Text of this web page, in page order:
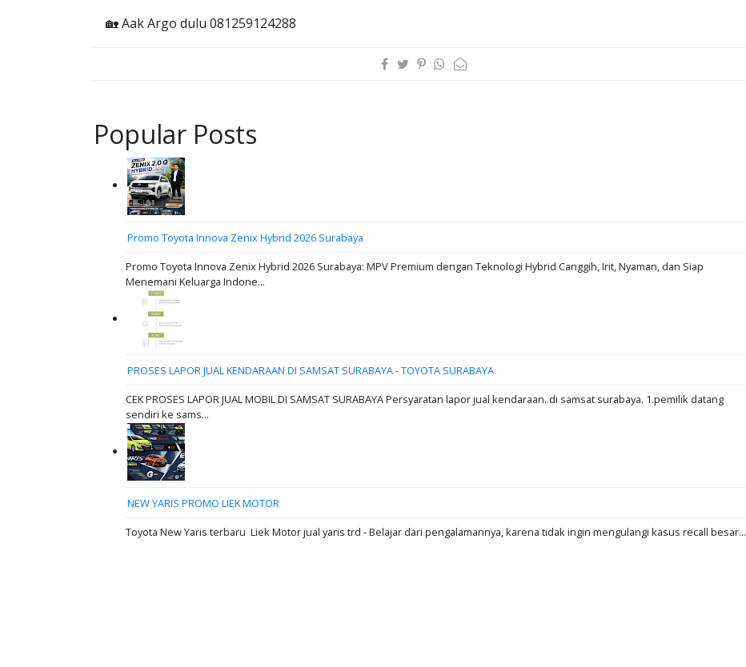
🏡 Aak Argo dulu 081259124288
Popular Posts
Promo Toyota Innova Zenix Hybrid 2026 Surabaya
Promo Toyota Innova Zenix Hybrid 2026 Surabaya: MPV Premium dengan Teknologi Hybrid Canggih, Irit, Nyaman, dan Siap
Menemani Keluarga Indone...
PROSES LAPOR JUAL KENDARAAN DI SAMSAT SURABAYA - TOYOTA SURABAYA
CEK PROSES LAPOR JUAL MOBIL DI SAMSAT SURABAYA Persyaratan lapor jual kendaraan..di samsat surabaya. 1.pemilik datang
sendiri ke sams...
NEW YARIS PROMO LIEK MOTOR
Toyota New Yaris terbaru Liek Motor jual yaris trd - Belajar dari pengalamannya, karena tidak ingin mengulangi kasus recall besar...